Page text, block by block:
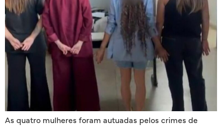
As quatro mulheres foram autuadas pelos crimes de